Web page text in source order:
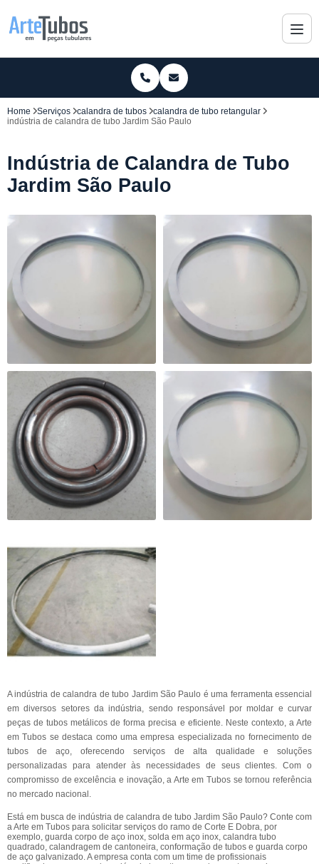
Home Serviços calandra de tubos
calandra de tubo retangular
indústria de calandra de tubo Jardim São Paulo
Indústria de Calandra de Tubo
Jardim São Paulo
A indústria de calandra de tubo Jardim São Paulo é uma ferramenta essencial
em diversos setores da indústria, sendo responsável por moldar e curvar
peças de tubos metálicos de forma precisa e eficiente. Neste contexto, a Arte
em Tubos se destaca como uma empresa especializada no fornecimento de
tubos de aço, oferecendo serviços de alta qualidade e soluções
personalizadas para atender às necessidades de seus clientes. Com o
compromisso de excelência e inovação, a Arte em Tubos se tornou referência
no mercado nacional.
Está em busca de indústria de calandra de tubo Jardim São Paulo? Conte com
a Arte em Tubos para solicitar serviços do ramo de Corte E Dobra, por
exemplo, guarda corpo de aço inox, solda em aço inox, calandra tubo
quadrado, calandragem de cantoneira, conformação de tubos e guarda corpo
de aço galvanizado. A empresa conta com um time de profissionais